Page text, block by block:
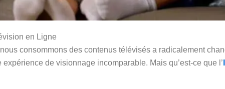
en Ligne
consommons des contenus télévisés a radicalement
de visionnage incomparable. Mais qu’est-ce que l’